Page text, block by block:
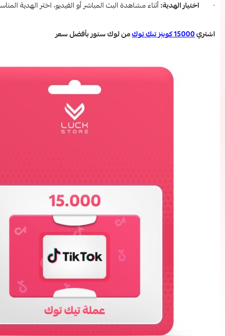
· اختيار الهدية:أثناء مشاهدة البث المباشر أو الفيديو، اختر الهدية
اشتري15000 كوينز تيك توك من لوك ستور بأفضل سعر